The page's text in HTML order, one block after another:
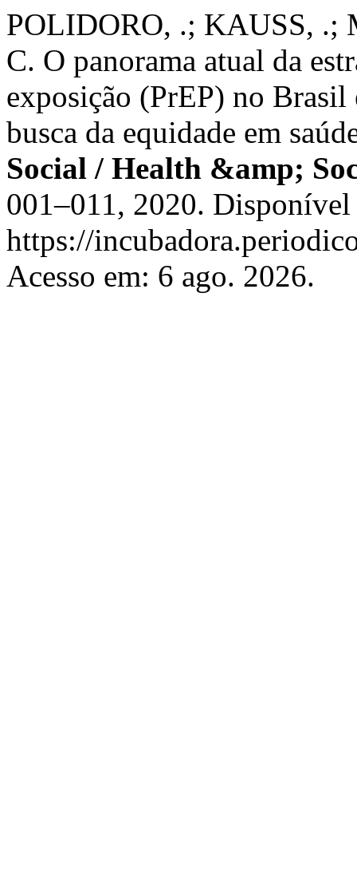
POLIDORO, .; KAUSS,
C. O panorama atual da
exposição (PrEP) no Brasil
busca da equidade em
Social / Health &amp;
001–011, 2020. Disponível
https://
Acesso em: 6 ago. 2026.